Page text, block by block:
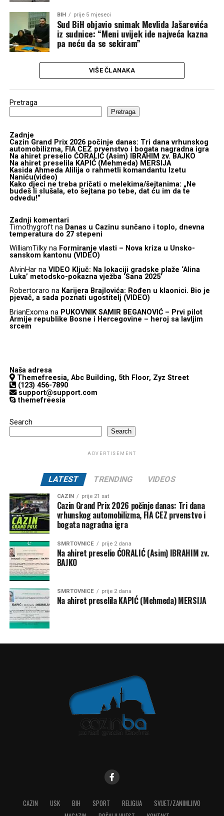
BIH prije 5 mjeseci
Sud BiH objavio snimak Mevlida Jašarevića
iz sudnice: “Meni uvijek ide najveća kazna
pa neću da se sekiram”
VIŠE ČLANAKA
Pretraga
Pretraga
Zadnje
Cazin Grand Prix 2026 počinje danas: Tri dana vrhunskog
automobilizma, FIA CEZ prvenstvo i bogata nagradna igra
Na ahiret preselio ĆORALIĆ (Asim) IBRAHIM zv. BAJKO
Na ahiret preselila KAPIĆ (Mehmeda) MERSIJA
Kasida Ahmeda Alilija o rahmetli komandantu Izetu
Naniću(video)
Kako djeci ne treba pričati o melekima/šejtanima: „Ne
budeš li slušala, eto šejtana po tebe, dat ću im da te
odvedu!“
Zadnji komentari
Timothygroftna Danas u Cazinu sunčano i toplo, dnevna
temperatura do 27 stepeni
WilliamTilkyna Formiranje vlasti – Nova kriza u Unsko-
sanskom kantonu (VIDEO)
AlvinHarna VIDEO Ključ: Na lokaciji gradske plaže ‘Alina
Luka’ metodsko-pokazna vježba ‘Sana 2025’
Robertoraro na Karijera Brajlovića: Rođen u klaonici. Bio je
pjevač, a sada poznati ugostitelj (VIDEO)
BrianExomana PUKOVNIK SAMIR BEGANOVIĆ – Prvi pilot
Armije republike Bosne i Hercegovine – heroj sa lavljim
srcem
Naša adresa
Themefreesia, Abc Building, 5th Floor, Zyz Street
(123) 456-7890
support@support.com
themefreesia
Search
Search
ADVERTISEMENT
LATEST TRENDING VIDEOS
CAZIN prije 21 sat
Cazin Grand Prix 2026 počinje danas: Tri dana
vrhunskog automobilizma, FIA CEZ prvenstvo i
bogata nagradna igra
SMRTOVNICE prije 2 dana
Na ahiret preselio ĆORALIĆ (Asim) IBRAHIM zv.
BAJKO
SMRTOVNICE prije 2 dana
Na ahiret preselila KAPIĆ (Mehmeda) MERSIJA
CAZIN USK BIH SPORT RELIGIJA
SVIJET/ZANIMLJIVO